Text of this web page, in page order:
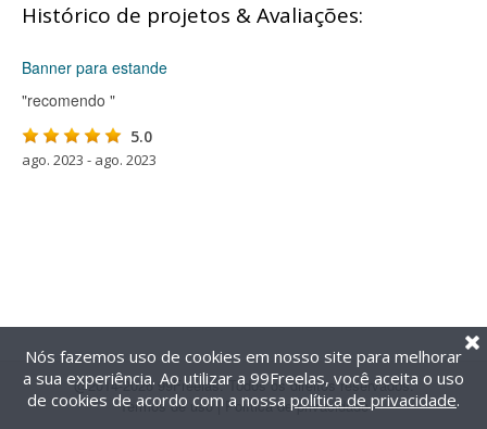
Histórico de projetos & Avaliações:
Banner para estande
"recomendo "
5.0
ago. 2023 - ago. 2023
@2014-2026 99Freelas. Todos os direitos reservados.
Termos de uso| Política de privacidade
Nós fazemos uso de cookies em nosso site para melhorar
a sua experiência. Ao utilizar a 99Freelas, você aceita o uso
de cookies de acordo com a nossa política de privacidade.